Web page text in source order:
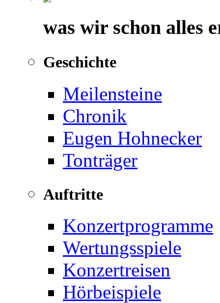
was wir schon alles
Geschichte
Meilensteine
Chronik
Eugen Hohnecker
Tonträger
Auftritte
Konzertprogramme
Wertungsspiele
Konzertreisen
Hörbeispiele